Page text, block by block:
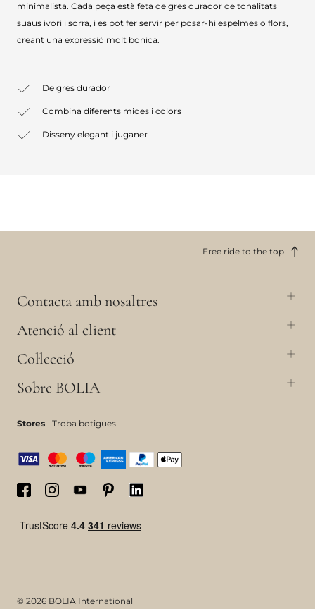
minimalista. Cada peça està feta de gres durador de tonalitats
suaus ivori i sorra, i es pot fer servir per posar-hi espelmes o flors,
creant una expressió molt bonica.
De gres durador
Combina diferents mides i colors
Disseny elegant i juganer
Free ride to the top
Contacta amb nosaltres
Atenció al client
Col·lecció
Sobre BOLIA
© 2026 BOLIA International
Stores Troba botigues